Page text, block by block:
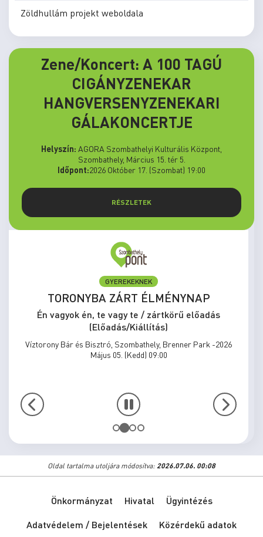
Zöldhullám projekt weboldala
Zene/Koncert: A 100 TAGÚ
CIGÁNYZENEKAR
HANGVERSENYZENEKARI
GÁLAKONCERTJE
Helyszín: AGORA Szombathelyi Kulturális Központ,
Szombathely, Március 15. tér 5.
Időpont:2026 Október 17. (Szombat) 19:00
RÉSZLETEK
GYEREKEKNEK
TORONYBA ZÁRT ÉLMÉNYNAP
Én vagyok én, te vagy te / zártkörű előadás
(Előadás/Kiállítás)
Víztorony Bár és Bisztró, Szombathely, Brenner Park -2026
Május 05. (Kedd) 09:00
Oldal tartalma utoljára módosítva: 2026.07.06. 00:08
Önkormányzat Hivatal
Ügyintézés
Adatvédelem / Bejelentések
Közérdekű adatok